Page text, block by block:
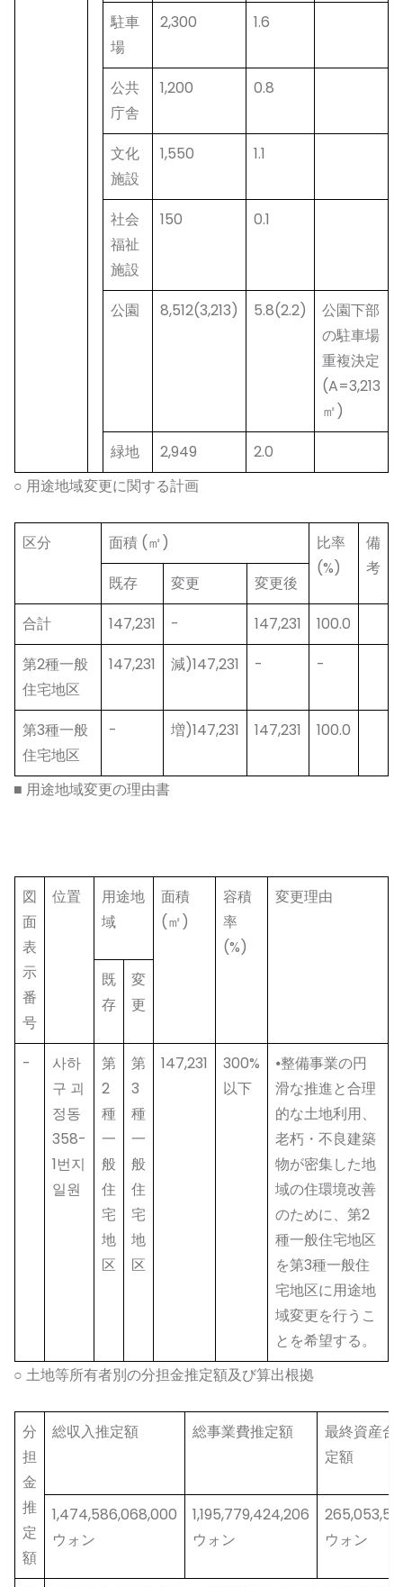
駐車
場
2,300 1.6
公共
庁舎
1,200 0.8
文化
施設
1,550 1.1
社会
福祉
施設
150 0.1
公園 8,512(3,213) 5.8(2.2)
公園下部
の駐車場
重複決定
(A=3,213
㎡)
緑地
2,949
2.0
○ 用途地域変更に関する計画
区分 面積 (㎡)
比率
(%)
備
考
既存 変更
変更後
合計
147,231 - 147,231
100.0
第2種一般
住宅地区
147,231 減)147,231 - -
第3種一般
住宅地区
- 増)147,231 147,231 100.0
■ 用途地域変更の理由書
図
面
表
示
番
号
位置
用途地
域
面積
(㎡)
容積
率
(%)
変更理由
既
存
変
更
-
사하
구 괴
정동
358-
1번지
일원
第
2
種
一
般
住
宅
地
区
第
3
種
一
般
住
宅
地
区
147,231
300%
以下
⦁整備事業の円
滑な推進と合理
的な土地利用、
老朽・不良建築
物が密集した地
域の住環境改善
のために、第2
種一般住宅地区
を第3種一般住
宅地区に用途地
域変更を行うこ
とを希望する。
○ 土地等所有者別の分担金推定額及び算出根拠
分
担
金
推
定
額
総収入推定額 総事業費推定額
最終資産合
定額
1,474,586,068,000
ウォン
1,195,779,424,206
ウォン
ウォン